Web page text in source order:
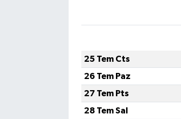
25 Tem Cts
26 Tem Paz
27 Tem Pts
28 Tem Sal